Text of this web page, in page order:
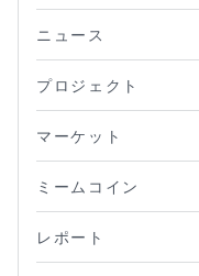
ニュース
プロジェクト
マーケット
ミームコイン
レポート